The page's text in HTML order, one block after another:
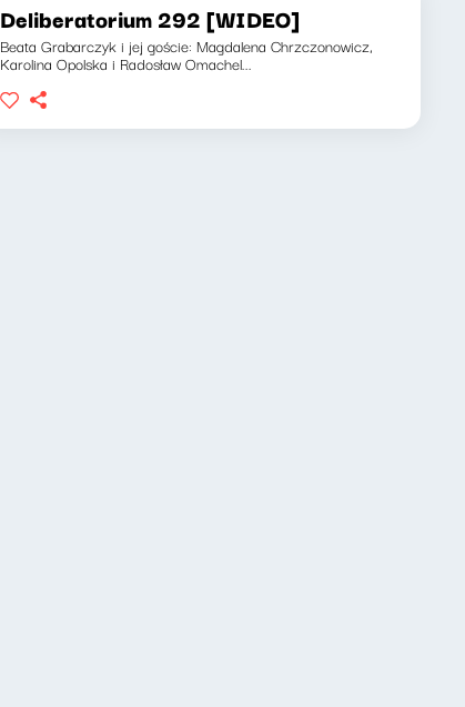
Deliberatorium 292 [WIDEO]
Beata Grabarczyk i jej goście: Magdalena Chrzczonowicz,
Karolina Opolska i Radosław Omachel...